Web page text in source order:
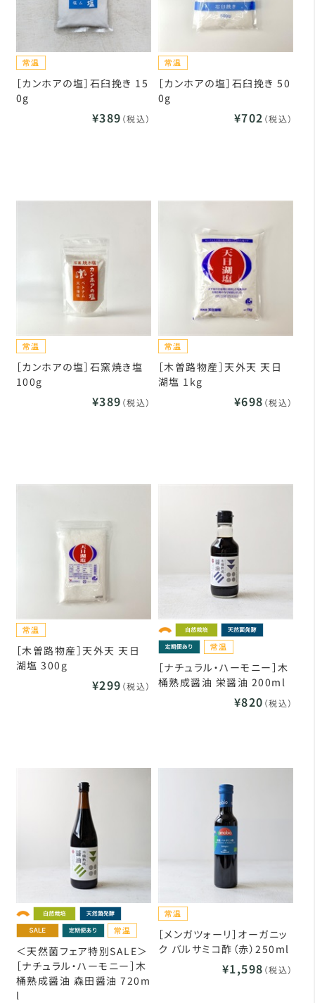
［カンホアの塩］石臼挽き 15
0g
¥389 （税込）
［カンホアの塩］石臼挽き 50
0g
¥702 （税込）
［カンホアの塩］石窯焼き塩
100g
¥389 （税込）
［木曽路物産］天外天 天日
湖塩 1kg
¥698 （税込）
［木曽路物産］天外天 天日
湖塩 300g
¥299 （税込）
［ナチュラル・ハーモニー］木
桶熟成醤油 栄醤油 200ml
¥820 （税込）
＜天然菌フェア特別SALE＞
［ナチュラル・ハーモニー］木
桶熟成醤油 森田醤油 720m
l
［メンガツォーリ］オーガニッ
ク バルサミコ酢（赤）250ml
¥1,598 （税込）